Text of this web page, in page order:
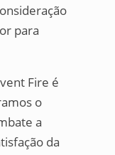
para
Fire é
o
a
da